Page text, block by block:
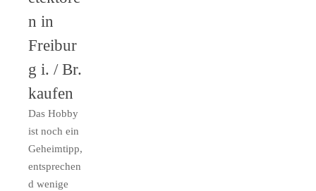
n in
Freibur
g i. / Br.
kaufen
Das Hobby
ist noch ein
Geheimtipp,
entsprechen
d wenige